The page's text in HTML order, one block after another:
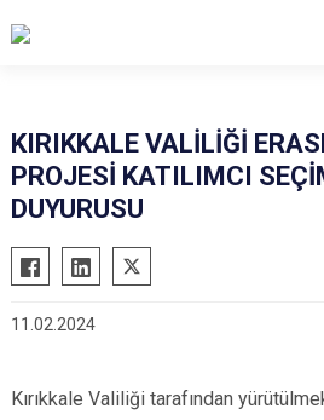
KIRIKKALE VALİLİĞİ
PROJESİ KATILIMCI
DUYURUSU
11.02.2024
Kırıkkale Valiliği tarafından